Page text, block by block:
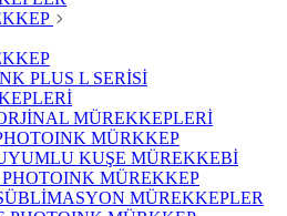
PLUS L SERİSİ
MÜREKKEPLERİ
MÜRKKEP
KUŞE MÜREKKEBİ
PHOTOINK MÜREKKEP
MÜREKKEPLER